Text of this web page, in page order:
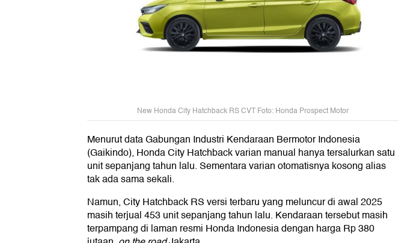
New Honda City Hatchback RS CVT Foto: Honda Prospect Motor
Menurut data Gabungan Industri Kendaraan Bermotor Indonesia
(Gaikindo), Honda City Hatchback varian manual hanya tersalurkan satu
unit sepanjang tahun lalu. Sementara varian otomatisnya kosong alias
tak ada sama sekali.
Namun, City Hatchback RS versi terbaru yang meluncur di awal 2025
masih terjual 453 unit sepanjang tahun lalu. Kendaraan tersebut masih
terpampang di laman resmi Honda Indonesia dengan harga Rp 380